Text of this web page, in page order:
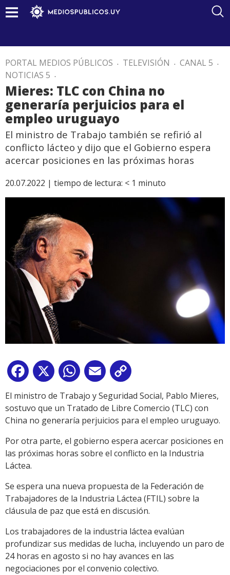
PORTAL MEDIOS PÚBLICOS . TELEVISIÓN . CANAL 5 .
NOTICIAS 5 .
Mieres: TLC con China no
generaría perjuicios para el
empleo uruguayo
El ministro de Trabajo también se refirió al
conflicto lácteo y dijo que el Gobierno espera
acercar posiciones en las próximas horas
20.07.2022 | tiempo de lectura: < 1 minuto
Facebook
X WhatsApp
Email
Link
El ministro de Trabajo y Seguridad Social, Pablo Mieres,
sostuvo que un Tratado de Libre Comercio (TLC) con
China no generaría perjuicios para el empleo uruguayo.
Por otra parte, el gobierno espera acercar posiciones en
las próximas horas sobre el conflicto en la Industria
Láctea.
Se espera una nueva propuesta de la Federación de
Trabajadores de la Industria Láctea (FTIL) sobre la
cláusula de paz que está en discusión.
Los trabajadores de la industria láctea evalúan
profundizar sus medidas de lucha, incluyendo un paro de
24 horas en agosto si no hay avances en las
negociaciones por el convenio colectivo.